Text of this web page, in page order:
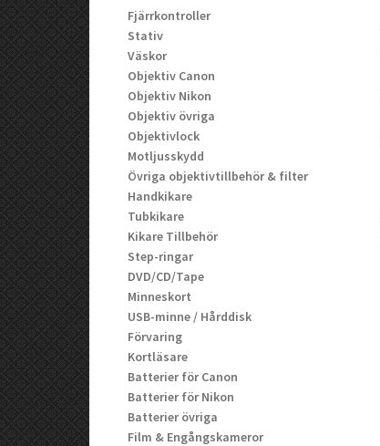
Fjärrkontroller
Stativ
Väskor
Objektiv Canon
Objektiv Nikon
Objektiv övriga
Objektivlock
Motljusskydd
Övriga objektivtillbehör & filter
Handkikare
Tubkikare
Kikare Tillbehör
Step-ringar
DVD/CD/Tape
Minneskort
USB-minne / Hårddisk
Förvaring
Kortläsare
Batterier för Canon
Batterier för Nikon
Batterier övriga
Film & Engångskameror